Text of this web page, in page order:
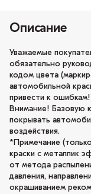
Описание
Уважаемые
обязательно
кодом цвета
автомобильной
привести к ошибкам!
Внимание! Базовую
покрывать
воздействия.
*Примечание
краски с металлик
от метода
давления,
окрашиванием